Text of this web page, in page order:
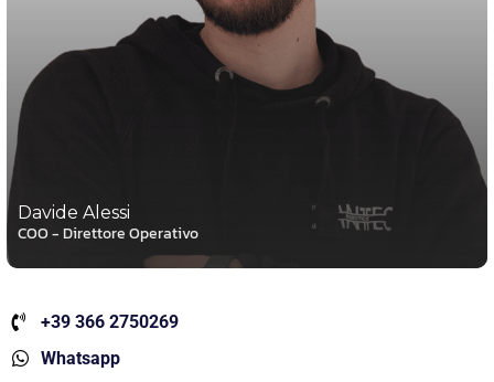
Davide Alessi
COO - Direttore Operativo
+39 366 2750269
Whatsapp